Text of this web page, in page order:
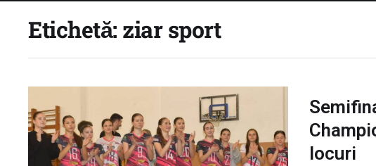
Etichetă: ziar sport
locuri